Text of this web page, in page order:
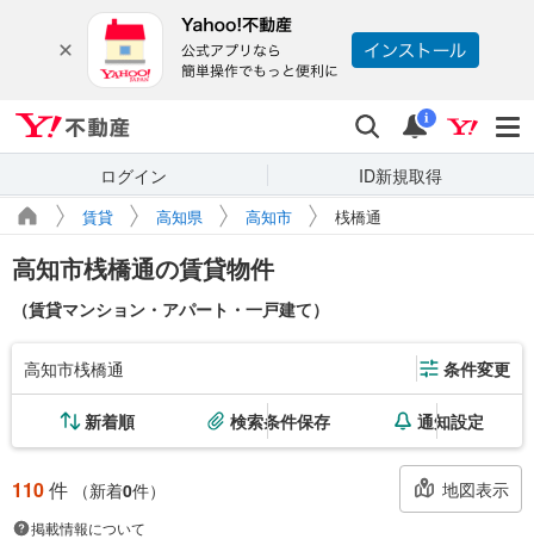
検索 通知
i
ログイン ID新規取得
賃貸 高知県 高知市 桟橋通
高知市桟橋通の賃貸物件
（賃貸マンション・アパート・一戸建て）
高知市桟橋通 条件変更
新着順 検索条件保存 通知設定
110件 （新着0件） 地図表示
掲載情報について